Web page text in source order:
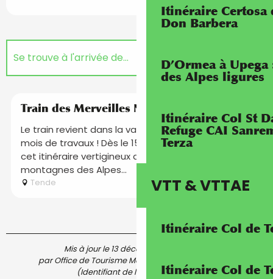
Itinéraire Certosa
Don Barbera
D’Ormea à
des Alpes ligures
Itinéraire Col St
Refuge CAI
Terza
VTT & VTTAE
Itinéraire Col de
Itinéraire Col de
Se trouve à l'arrivée de...
Adresse utile
Train des Merveilles Nice - Tende
Le train revient dans la vallée de la Roya après 15
mois de travaux ! Dès le 15 décembre, redécouvrez
cet itinéraire vertigineux du littoral aux premières
montagnes des Alpes...
Tende
Mis à jour le 13 décembre 2025 à 14:03
par Office de Tourisme Menton, Riviera & Merveilles
(Identifiant de l'offre :
5997974)